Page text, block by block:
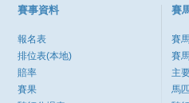
賽事資料
報名表
排位表(本地)
賠率
賽果
賽
賽
賽
主
馬